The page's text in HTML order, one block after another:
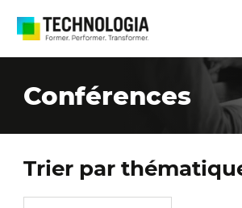
Conférences
Trier par